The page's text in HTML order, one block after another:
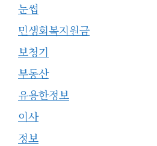
눈썹
민생회복지원금
보청기
부동산
유용한정보
이사
정보